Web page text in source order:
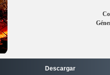
Descargar